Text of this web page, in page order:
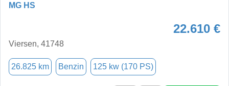
MG HS
22.610 €
Viersen, 41748
26.825 km Benzin 125 kw (170 PS)